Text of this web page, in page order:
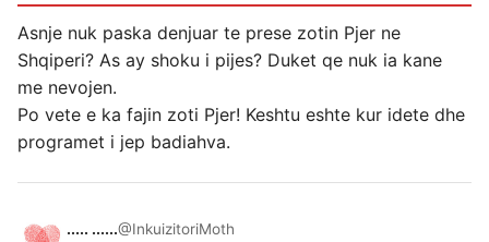
Asnje nuk paska denjuar te prese zotin Pjer ne
Shqiperi? As ay shoku i pijes? Duket qe nuk ia kane
me nevojen.
Po vete e ka fajin zoti Pjer! Keshtu eshte kur idete dhe
programet i jep badiahva.
..... ......@InkuizitoriMoth